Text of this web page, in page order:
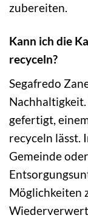
zubereiten.
Kann ich die
recyceln?
Segafredo
gefertigt,
recyceln lässt.
Gemeinde
Möglichkeiten